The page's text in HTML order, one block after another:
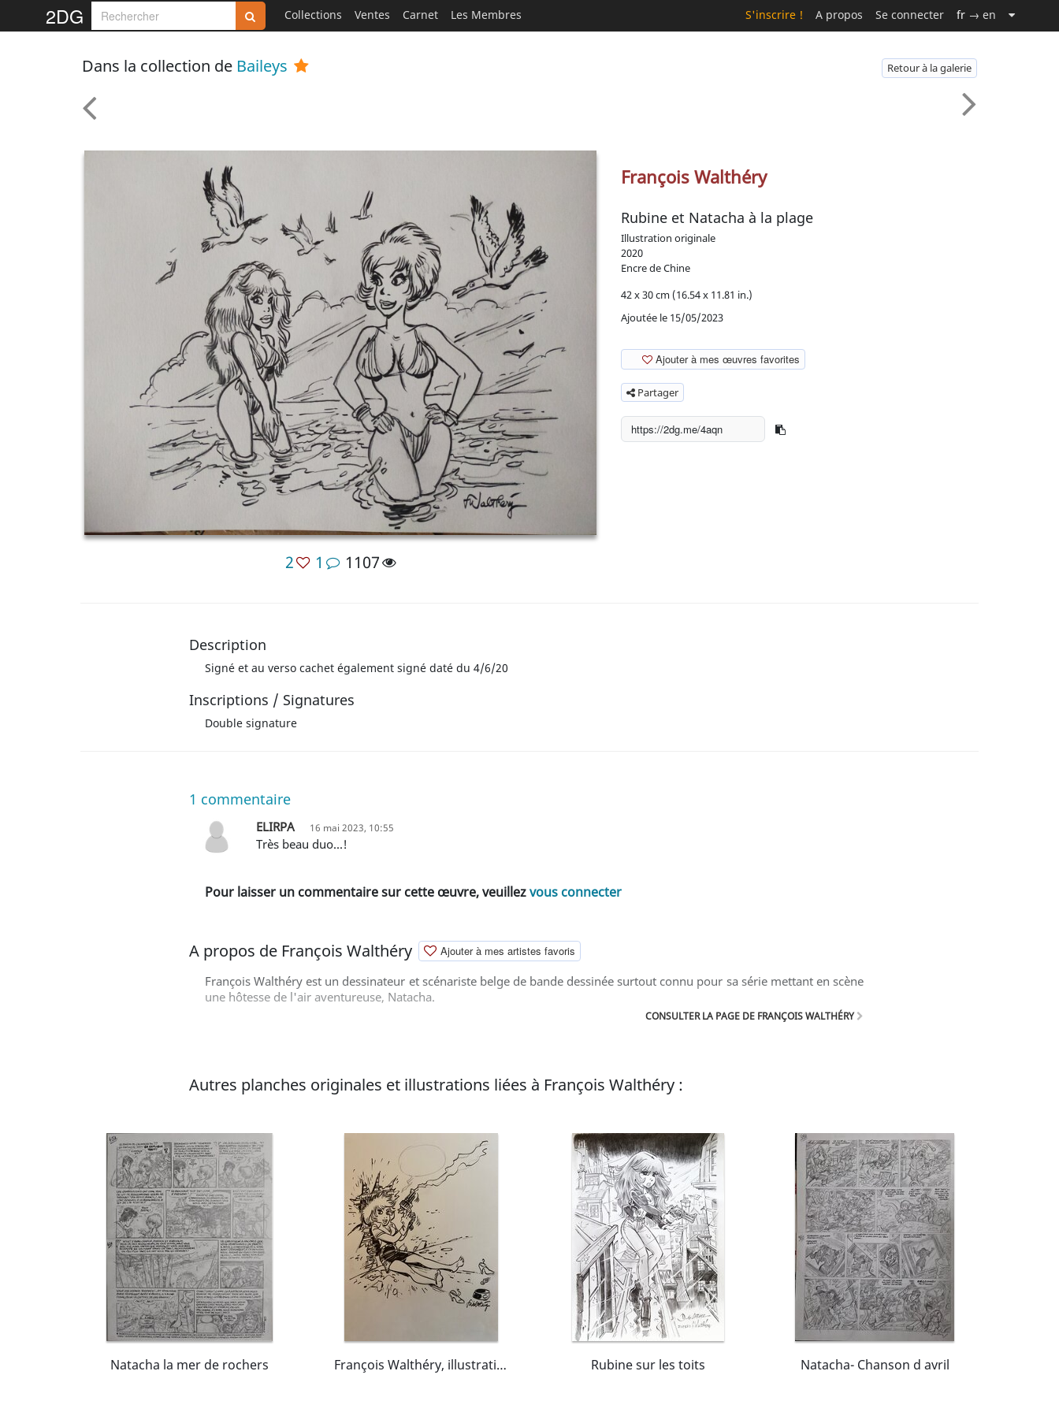
2DG Collections Ventes Carnet Les Membres S'inscrire ! A propos Se connecter fr → en
Dans la collection de Baileys Retour à la galerie
2 1 1107
François Walthéry
Rubine et Natacha à la plage
Illustration originale
2020
Encre de Chine
42 x 30 cm (16.54 x 11.81 in.)
Ajoutée le 15/05/2023
Ajouter à mes œuvres favorites
Partager
Description
Signé et au verso cachet également signé daté du 4/6/20
Inscriptions / Signatures
Double signature
1 commentaire
ELIRPA 16 mai 2023, 10:55
Très beau duo...!
Pour laisser un commentaire sur cette œuvre, veuillezvous connecter
A propos de François Walthéry Ajouter à mes artistes favoris
François Walthéry est un dessinateur et scénariste belge de bande dessinée surtout connu pour sa série mettant en scène
une hôtesse de l'air aventureuse, Natacha.
CONSULTER LA PAGE DE FRANÇOIS WALTHÉRY
Autres planches originales et illustrations liées à François Walthéry :
Natacha la mer de rochers François Walthéry, illustration originale, Natacha, "le Recul" . Rubine sur les toits Natacha- Chanson d avril